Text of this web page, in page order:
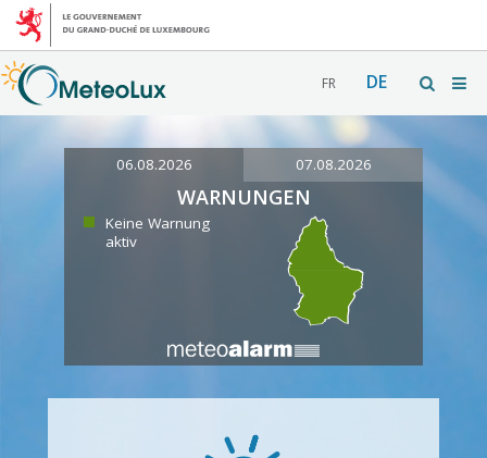
FR DE
06.08.2026 07.08.2026
WARNUNGEN
Keine Warnung
aktiv